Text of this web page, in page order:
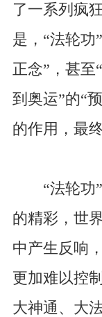
了一系列疯
是，“法轮功
正念”，甚至
到奥运”的“
的作用，最
“法轮功”
的精彩，世
中产生反响
更加难以控
大神通、大